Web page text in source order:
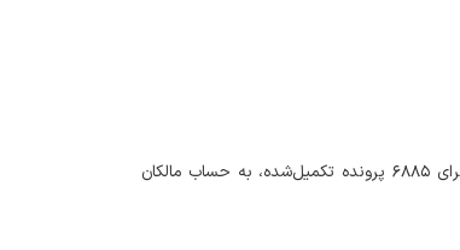
در تازه‌ترین مرحله از پرداخت خسارت خودروهای آسیب‌دیده از «جنگ رمضان»، مبلغ ۴۱۶۰ میلیارد ریال برای ۶۸۸۵ پرونده تکمیل‌شده، به حساب مالکان